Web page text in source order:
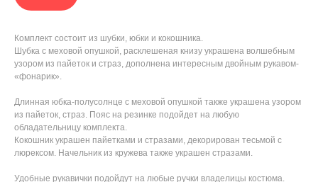
Комплект состоит из шубки, юбки и кокошника.
Шубка с меховой опушкой, расклешеная книзу украшена волшебным
узором из пайеток и страз, дополнена интересным двойным рукавом-
«фонарик».
Длинная юбка-полусолнце с меховой опушкой также украшена узором
из пайеток, страз. Пояс на резинке подойдет на любую
обладательницу комплекта.
Кокошник украшен пайетками и стразами, декорирован тесьмой с
люрексом. Начельник из кружева также украшен стразами.
Удобные рукавички подойдут на любые ручки владелицы костюма.